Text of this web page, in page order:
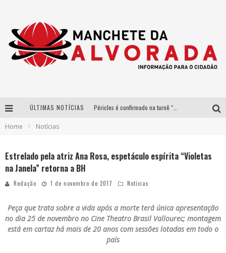
ÚLTIMAS NOTÍCIAS
Home Notícias
Estrelado pela atriz Ana Rosa, espetáculo espírita “Violetas
na Janela” retorna a BH
Redação 1 de novembro de 2017 Notícias
Peça que trata sobre a vida após a morte terá única apresentação
no dia 25 de novembro no Cine Theatro Brasil Vallourec; montagem
está em cartaz há mais de 20 anos com sessões lotadas em todo o
país